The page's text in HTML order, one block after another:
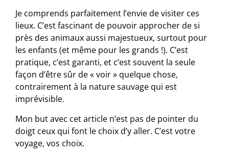
Je comprends parfaitement l’envie de visiter ces
lieux. C’est fascinant de pouvoir approcher de si
près des animaux aussi majestueux, surtout pour
les enfants (et même pour les grands !). C’est
pratique, c’est garanti, et c’est souvent la seule
façon d’être sûr de « voir » quelque chose,
contrairement à la nature sauvage qui est
imprévisible.
Mon but avec cet article n’est pas de pointer du
doigt ceux qui font le choix d’y aller. C’est votre
voyage, vos choix.